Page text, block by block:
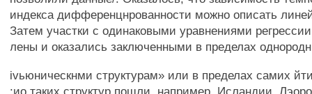
индекса дифференцнрованности можно описать
Затем участки с одинаковыми уравнениями
лены и оказались заключенными в пределах
ivьюническнми структурам» или в пределах самих
:ио таких структур пошли, например, Исландии,